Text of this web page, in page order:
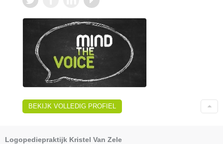
BEKIJK VOLLEDIG PROFIEL
Logopediepraktijk Kristel Van Zele